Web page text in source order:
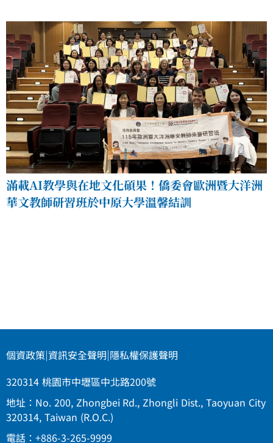
滿載AI教學與在地文化碩果！僑委會歐洲暨大洋洲
華文教師研習班於中原大學溫馨結訓
個資政策|資訊安全聲明|隱私權保護聲明
320314 桃園市中壢區中北路200號
地址：No. 200, Zhongbei Rd., Zhongli Dist., Taoyuan City
320314, Taiwan (R.O.C.)
電話：+886-3-265-9999